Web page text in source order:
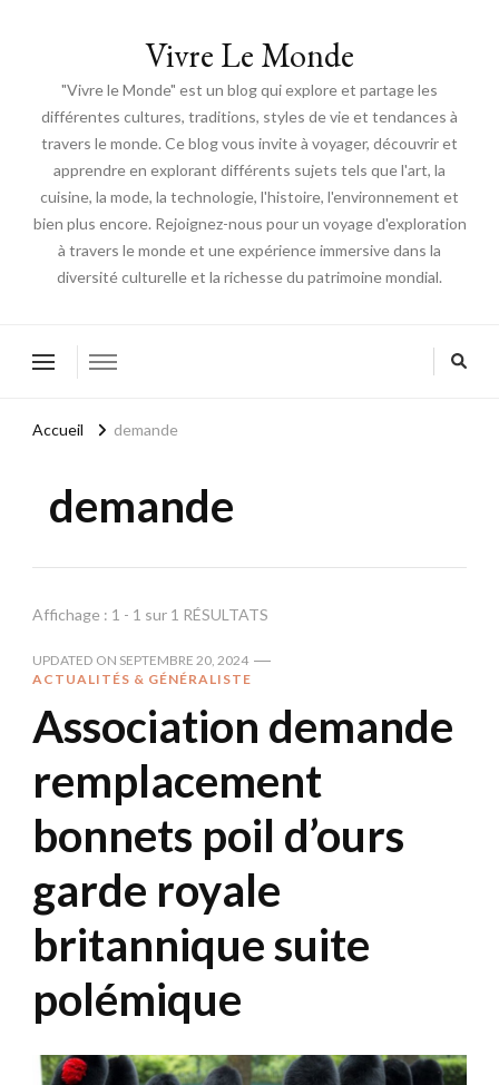
Vivre Le Monde
"Vivre le Monde" est un blog qui explore et partage les
différentes cultures, traditions, styles de vie et tendances à
travers le monde. Ce blog vous invite à voyager, découvrir et
apprendre en explorant différents sujets tels que l'art, la
cuisine, la mode, la technologie, l'histoire, l'environnement et
bien plus encore. Rejoignez-nous pour un voyage d'exploration
à travers le monde et une expérience immersive dans la
diversité culturelle et la richesse du patrimoine mondial.
Accueil demande
demande
Affichage : 1 - 1 sur 1 RÉSULTATS
UPDATED ON SEPTEMBRE 20, 2024
ACTUALITÉS & GÉNÉRALISTE
Association demande
remplacement
bonnets poil d’ours
garde royale
britannique suite
polémique